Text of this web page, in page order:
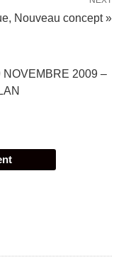
Nouveau concept »
2009 –